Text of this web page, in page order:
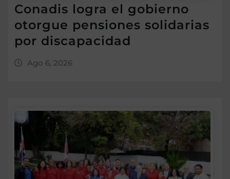
Conadis logra el gobierno
otorgue pensiones solidarias
por discapacidad
Ago 6, 2026